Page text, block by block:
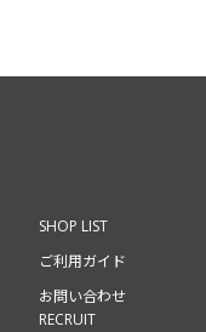
SHOP LIST
ご利用ガイド
お問い合わせ
RECRUIT